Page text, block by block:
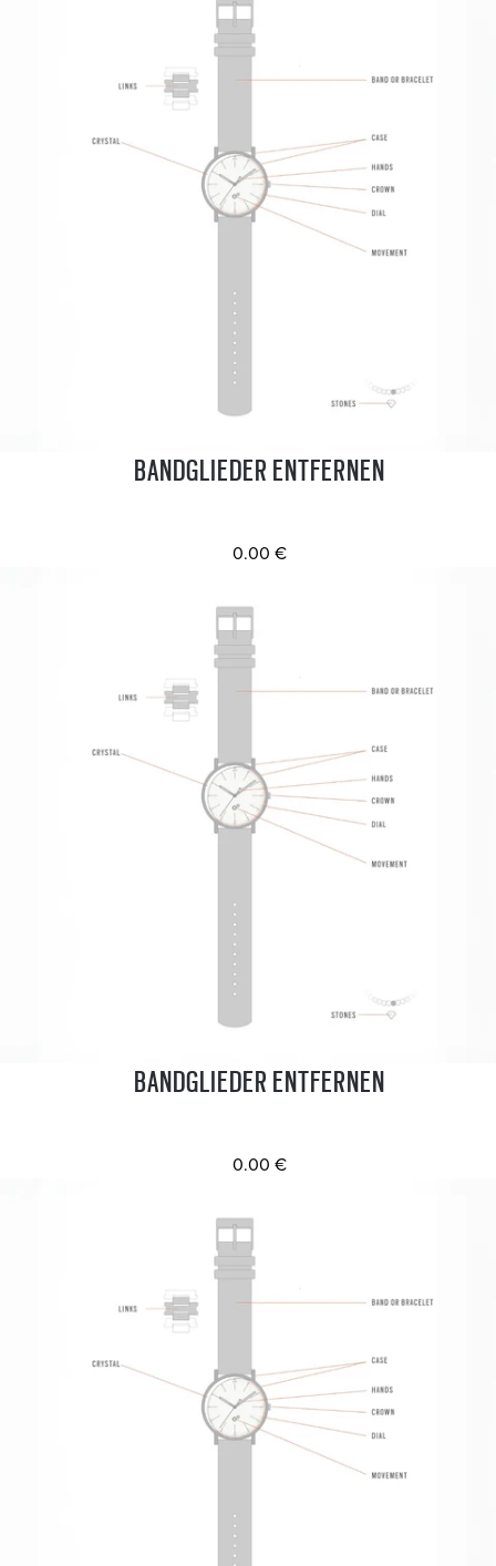
BANDGLIEDER ENTFERNEN
0.00 €
BANDGLIEDER ENTFERNEN
0.00 €